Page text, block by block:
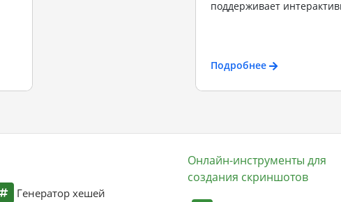
поддерживает
Подробнее
Генератор хешей
Онлайн-инструменты для
создания скриншотов